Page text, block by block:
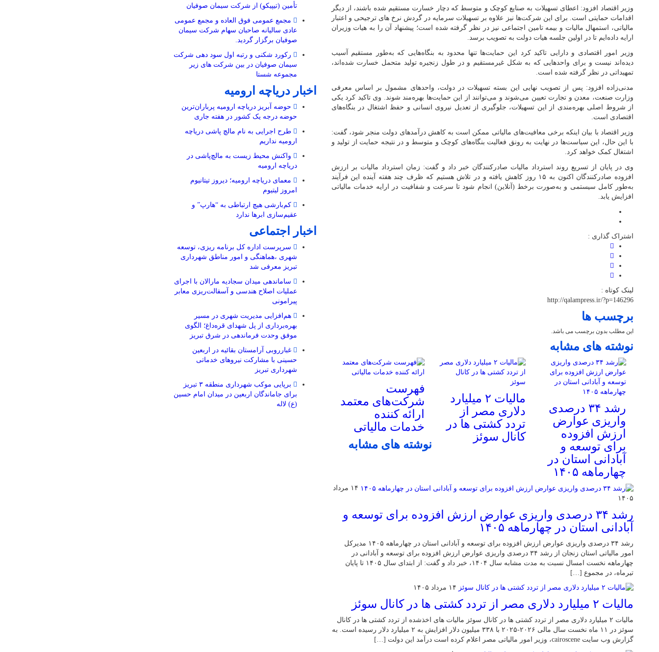
وزیر اقتصاد افزود: اعطای تسهیلات به صنایع کوچک و متوسط که دچار خسارت مستقیم شده باشند، از دیگر
اقدامات حمایتی است. برای این شرکت‌ها نیز علاوه بر تسهیلات سرمایه در گردش نرخ های ترجیحی و اعتبار
مالیاتی، استمهال مالیات و بیمه تامین اجتماعی نیز در نظر گرفته شده است؛ پیشنهاد آن را به هیات وزیران
ارایه داده‌ایم تا در اولین جلسه هیات دولت به تصویب برسد.
وزیر امور اقتصادی و دارایی تاکید کرد این حمایت‌ها تنها محدود به بنگاه‌هایی که به‌طور مستقیم آسیب
دیده‌اند نیست و برای واحدهایی که به شکل غیرمستقیم و در طول زنجیره تولید متحمل خسارت شده‌اند،
تمهیداتی در نظر گرفته شده است.
مدنی‌زاده افزود: پس از تصویب نهایی این بسته تسهیلات در دولت، واحدهای مشمول بر اساس معرفی
وزارت صنعت، معدن و تجارت تعیین می‌شوند و می‌توانند از این حمایت‌ها بهره‌مند شوند. وی تاکید کرد یکی
از شروط اصلی بهره‌مندی از این تسهیلات، جلوگیری از تعدیل نیروی انسانی و حفظ اشتغال در بنگاه‌های
اقتصادی است.
وزیر اقتصاد با بیان اینکه برخی معافیت‌های مالیاتی ممکن است به کاهش درآمدهای دولت منجر شود، گفت:
با این حال، این سیاست‌ها در نهایت به رونق فعالیت بنگاه‌های کوچک و متوسط و در نتیجه حمایت از تولید و
اشتغال کمک خواهد کرد.
وی در پایان از تسریع روند استرداد مالیات صادرکنندگان خبر داد و گفت: زمان استرداد مالیات بر ارزش
افزوده صادرکنندگان اکنون به ۱۵ روز کاهش یافته و در تلاش هستیم که ظرف چند هفته آینده این فرآیند
به‌طور کامل سیستمی و به‌صورت برخط (آنلاین) انجام شود تا سرعت و شفافیت در ارایه خدمات مالیاتی
افزایش یابد.
اشتراک گذاری :
لینک کوتاه :
http://qalampress.ir/?p=146296
برچسب ها
این مطلب بدون برچسب می باشد.
نوشته های مشابه
رشد ۳۴ درصدی
واریزی عوارض
ارزش افزوده
برای توسعه و
آبادانی استان در
چهارماهه ۱۴۰۵
مالیات ۲ میلیارد
دلاری مصر از
تردد کشتی ها در
کانال سوئز
فهرست
شرکت‌های معتمد
ارائه کننده
خدمات مالیاتی
نوشته های مشابه
۱۴ مرداد
۱۴۰۵
رشد ۳۴ درصدی واریزی عوارض ارزش افزوده برای توسعه و
آبادانی استان در چهارماهه ۱۴۰۵
رشد ۳۴ درصدی واریزی عوارض ارزش افزوده برای توسعه و آبادانی استان در چهارماهه ۱۴۰۵ مدیرکل
امور مالیاتی استان زنجان از رشد ۳۴ درصدی واریزی عوارض ارزش افزوده برای توسعه و آبادانی در
چهارماهه نخست امسال نسبت به مدت مشابه سال ۱۴۰۴، خبر داد و گفت: از ابتدای سال ۱۴۰۵ تا پایان
تیرماه، در مجموع […]
۱۴ مرداد ۱۴۰۵
مالیات ۲ میلیارد دلاری مصر از تردد کشتی ها در کانال سوئز
مالیات ۲ میلیارد دلاری مصر از تردد کشتی ها در کانال سوئز مالیات های اخذشده از تردد کشتی ها در کانال
سوئز در ۱۱ ماه نخست سال مالی ۲۰۲۶-۲۰۲۵ با ۳۳۸ میلیون دلار افزایش به ۲ میلیارد دلار رسیده است. به
گزارش وب سایت cairoscene، وزیر امور مالیاتی مصر اعلام کرده است درآمد این دولت […]
تأمین (تیپیکو) از شرکت سیمان صوفیان
مجمع عمومی فوق العاده و مجمع عمومی
عادی سالیانه صاحبان سهام شرکت سیمان
صوفیان برگزار گردید.
رکورد شکنی و رتبه اول سود دهی شرکت
سیمان صوفیان در بین شرکت های زیر
مجموعه شستا
اخبار دریاچه ارومیه
حوضه آبریز دریاچه ارومیه پرباران‌ترین
حوضه‌ درجه یک کشور در هفته جاری
طرح اجرایی به نام مالچ پاشی دریاچه
ارومیه نداریم
واکنش محیط زیست به مالچ‌پاشی در
دریاچه ارومیه
معمای دریاچه ارومیه؛ دیروز تیتانیوم
امروز لیتیوم
کم‌بارشی هیچ ارتباطی به “هارپ” و
عقیم‌سازی ابرها ندارد
اخبار اجتماعی
سرپرست اداره کل برنامه ریزی، توسعه
شهری ،هماهنگی و امور مناطق شهرداری
تبریز معرفی شد
ساماندهی میدان سجادیه مارالان با اجرای
عملیات اصلاح هندسی و آسفالت‌ریزی معابر
پیرامونی
هم‌افزایی مدیریت شهری در مسیر
بهره‌برداری از پل شهدای قره‌داغ؛ الگوی
موفق وحدت فرماندهی در شرق تبریز
غبارروبی آرامستان بقائیه در اربعین
حسینی با مشارکت نیروهای خدماتی
شهرداری تبریز
برپایی موکب شهرداری منطقه ۳ تبریز
برای جاماندگان اربعین در میدان امام حسین
(ع) لاله